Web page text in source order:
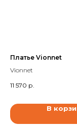
Платье Vionnet
Vionnet
11 570 р.
В